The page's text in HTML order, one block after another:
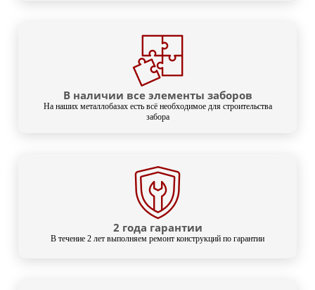
В наличии все элементы заборов
На наших металлобазах есть всё необходимое для строительства
забора
2 года гарантии
В течение 2 лет выполняем ремонт конструкций по гарантии